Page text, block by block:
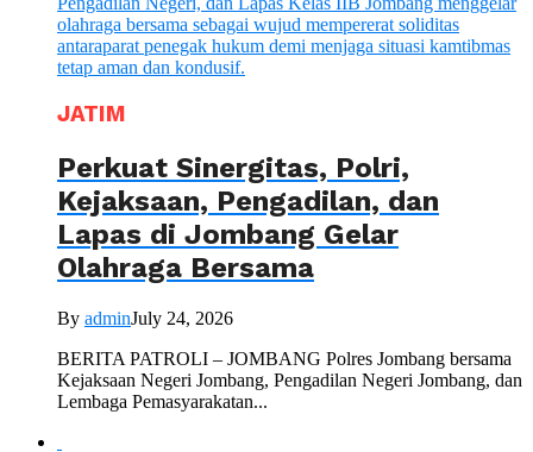
JATIM
Perkuat Sinergitas, Polri,
Kejaksaan, Pengadilan, dan
Lapas di Jombang Gelar
Olahraga Bersama
By adminJuly 24, 2026
BERITA PATROLI – JOMBANG Polres Jombang bersama
Kejaksaan Negeri Jombang, Pengadilan Negeri Jombang, dan
Lembaga Pemasyarakatan...